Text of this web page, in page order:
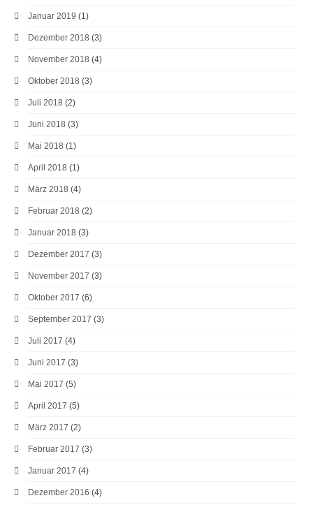
Januar 2019 (1)
Dezember 2018 (3)
November 2018 (4)
Oktober 2018 (3)
Juli 2018 (2)
Juni 2018 (3)
Mai 2018 (1)
April 2018 (1)
März 2018 (4)
Februar 2018 (2)
Januar 2018 (3)
Dezember 2017 (3)
November 2017 (3)
Oktober 2017 (6)
September 2017 (3)
Juli 2017 (4)
Juni 2017 (3)
Mai 2017 (5)
April 2017 (5)
März 2017 (2)
Februar 2017 (3)
Januar 2017 (4)
Dezember 2016 (4)